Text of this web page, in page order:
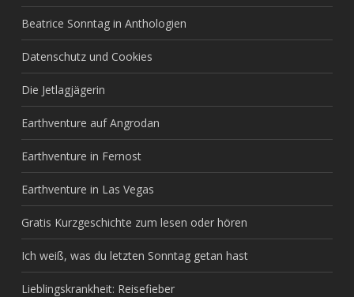
Beatrice Sonntag in Anthologien
Datenschutz und Cookies
Die Jetlagjägerin
Earthventure auf Angrodan
Earthventure in Fernost
Earthventure in Las Vegas
Gratis Kurzgeschichte zum lesen oder hören
Ich weiß, was du letzten Sonntag getan hast
Lieblingskrankheit: Reisefieber